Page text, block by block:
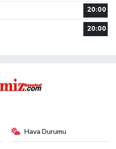
20:00
20:00
Hava Durumu